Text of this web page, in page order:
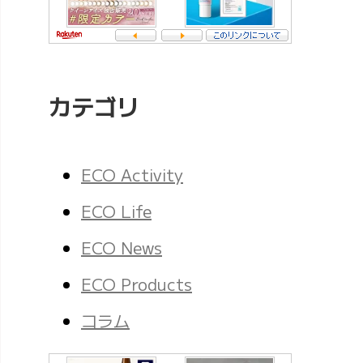
カテゴリ
ECO Activity
ECO Life
ECO News
ECO Products
コラム